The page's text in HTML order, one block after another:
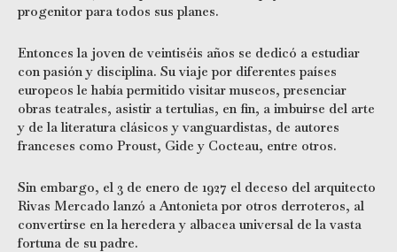
progenitor para todos sus planes.
Entonces la joven de veintiséis años se dedicó a estudiar
con pasión y disciplina. Su viaje por diferentes países
europeos le había permitido visitar museos, presenciar
obras teatrales, asistir a tertulias, en fin, a imbuirse del arte
y de la literatura clásicos y vanguardistas, de autores
franceses como Proust, Gide y Cocteau, entre otros.
Sin embargo, el 3 de enero de 1927 el deceso del arquitecto
Rivas Mercado lanzó a Antonieta por otros derroteros, al
convertirse en la heredera y albacea universal de la vasta
fortuna de su padre.